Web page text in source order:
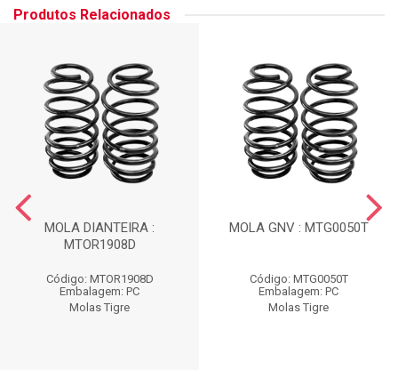
Produtos Relacionados
MOLA DIANTEIRA :
MTOR1908D
Código: MTOR1908D
Embalagem: PC
Molas Tigre
MOLA GNV : MTG0050T
Código: MTG0050T
Embalagem: PC
Molas Tigre